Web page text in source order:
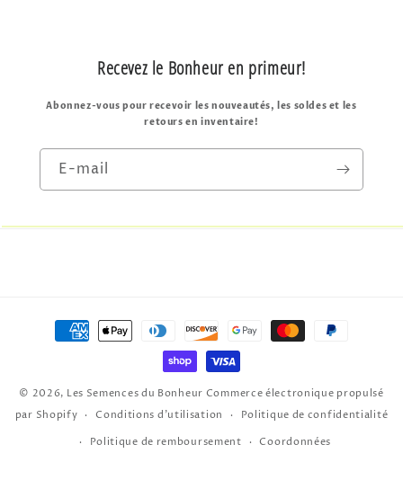
Recevez le Bonheur en primeur!
Abonnez-vous pour recevoir les nouveautés, les soldes et les
retours en inventaire!
E-mail
Moyens
© 2026, Les Semences du Bonheur Commerce électronique propulsé
par Shopify
Conditions d’utilisation
Politique de confidentialité
Politique de remboursement
Coordonnées